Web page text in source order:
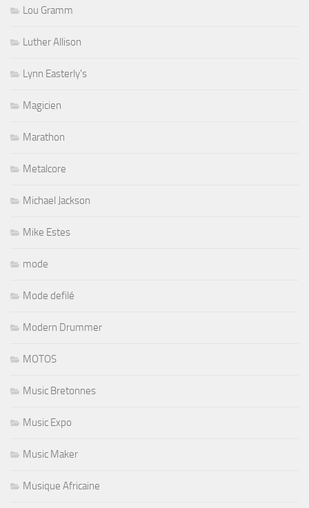
Lou Gramm
Luther Allison
Lynn Easterly's
Magicien
Marathon
Metalcore
Michael Jackson
Mike Estes
mode
Mode defilé
Modern Drummer
MOTOS
Music Bretonnes
Music Expo
Music Maker
Musique Africaine